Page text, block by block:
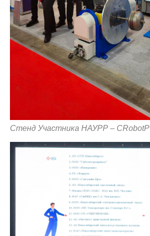
Стенд Участника НАУРР – CRobotP
© 2015-2026 НАУРР. Все права защищены. При использовании материалов
ссылка на ROBOTUNION.RU — обязательна
Политика конфиденциальности
© 2015-2026 НАУРР. Все права защищены.
При использовании материалов ссылка на ROBOTUNION.RU — обязательна